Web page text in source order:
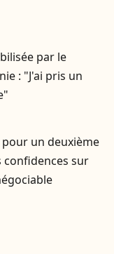
par le
: "J'ai pris un
un deuxième
confidences sur